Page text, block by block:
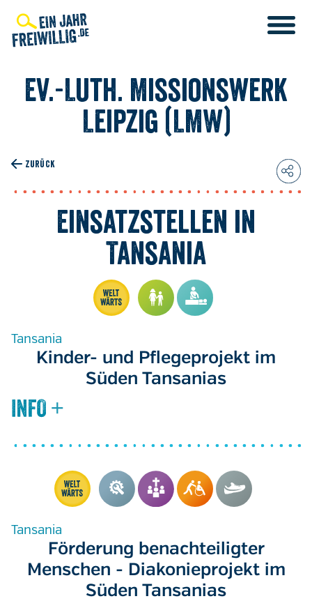
zum
Inhalt
Ev.-Luth. Missionswerk
Leipzig (LMW)
ZURÜCK
Einsatzstellen in
Tansania
Tansania
Kinder- und Pflegeprojekt im
Süden Tansanias
Tansania
Förderung benachteiligter
Menschen - Diakonieprojekt im
Süden Tansanias